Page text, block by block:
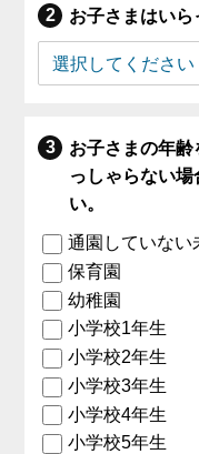
お子さまはいら
お子さまの年
っしゃらない
い。
通園していない
保育園
幼稚園
小学校1年生
小学校2年生
小学校3年生
小学校4年生
小学校5年生